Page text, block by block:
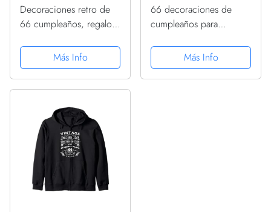
Decoraciones retro de
66 cumpleaños, regalos
hombres Sudadera con
Capucha
Más Info
66 decoraciones de
cumpleaños para
cumpleaños Sudadera
con Capucha
Más Info